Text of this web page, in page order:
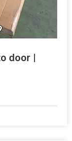
door |